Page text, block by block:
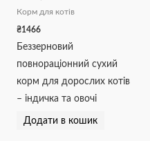
Корм для котів
₴1466
Беззерновий
повнораціонний сухий
корм для дорослих котів
– індичка та овочі
Додати в кошик